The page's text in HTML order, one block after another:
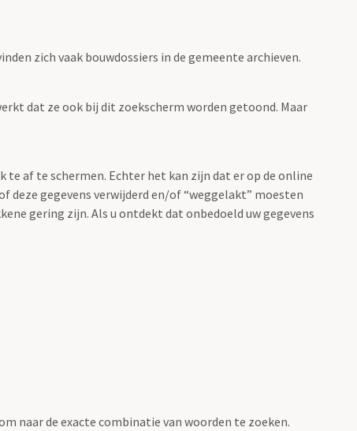
zich vaak bouwdossiers in de gemeente archieven.
dat ze ook bij dit zoekscherm worden getoond. Maar
af te schermen. Echter het kan zijn dat er op de online
deze gegevens verwijderd en/of “weggelakt” moesten
gering zijn. Als u ontdekt dat onbedoeld uw gegevens
naar de exacte combinatie van woorden te zoeken.